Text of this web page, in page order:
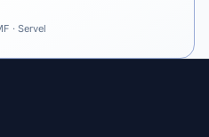
· Servel